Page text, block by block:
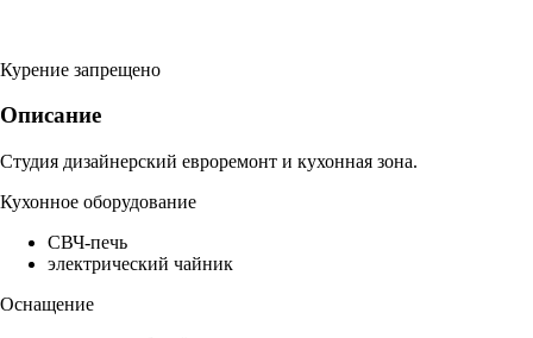
Курение запрещено
Описание
Студия дизайнерский евроремонт и кухонная зона.
Кухонное оборудование
СВЧ-печь
электрический чайник
Оснащение